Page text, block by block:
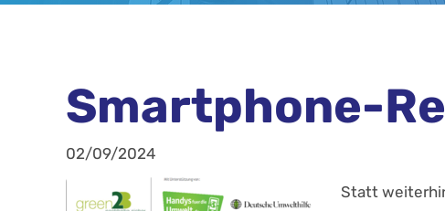
Smartphone-
02/09/2024
Statt